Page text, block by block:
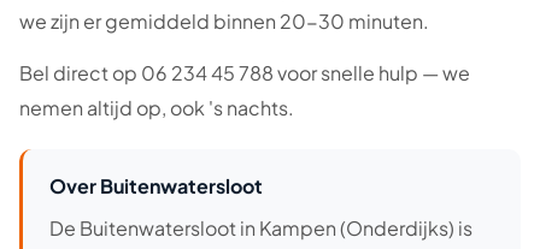
we zijn er gemiddeld binnen 20-30 minuten.
Bel direct op 06 234 45 788 voor snelle hulp — we
nemen altijd op, ook 's nachts.
Over Buitenwatersloot
De Buitenwatersloot in Kampen (Onderdijks) is